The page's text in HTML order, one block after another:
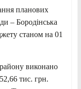
планових
– Бородінська
станом на 01
виконано
тис. грн.